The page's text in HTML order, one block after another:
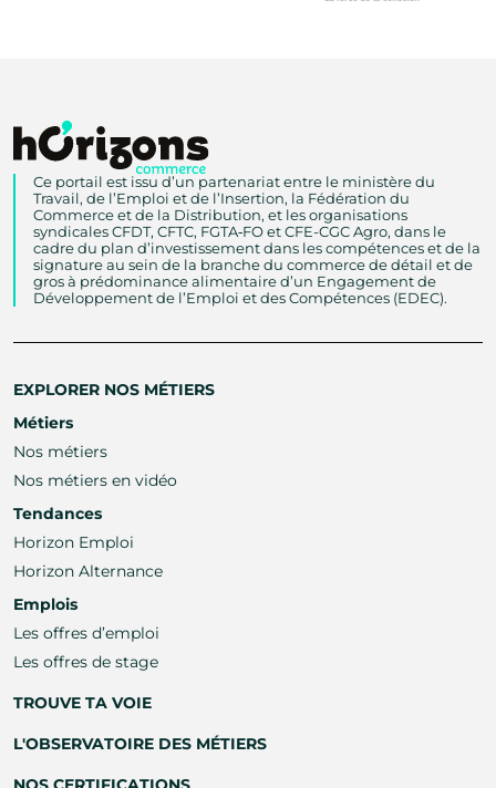
Ce portail est issu d’un partenariat entre le ministère du
Travail, de l’Emploi et de l’Insertion, la Fédération du
Commerce et de la Distribution, et les organisations
syndicales CFDT, CFTC, FGTA‑FO et CFE-CGC Agro, dans le
cadre du plan d’investissement dans les compétences et de la
signature au sein de la branche du commerce de détail et de
gros à prédominance alimentaire d’un Engagement de
Développement de l’Emploi et des Compétences (EDEC).
EXPLORER NOS MÉTIERS
Métiers
Nos métiers
Nos métiers en vidéo
Tendances
Horizon Emploi
Horizon Alternance
Emplois
Les offres d’emploi
Les offres de stage
TROUVE TA VOIE
L'OBSERVATOIRE DES MÉTIERS